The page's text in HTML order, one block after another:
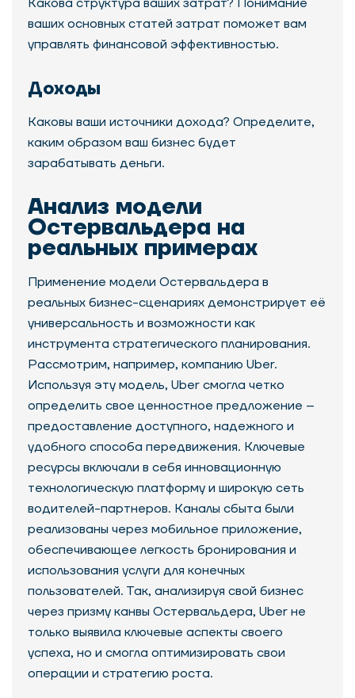
Какова структура ваших затрат? Понимание
ваших основных статей затрат поможет вам
управлять финансовой эффективностью.
Доходы
Каковы ваши источники дохода? Определите,
каким образом ваш бизнес будет
зарабатывать деньги.
Анализ модели
Остервальдера на
реальных примерах
Применение модели Остервальдера в
реальных бизнес-сценариях демонстрирует её
универсальность и возможности как
инструмента стратегического планирования.
Рассмотрим, например, компанию Uber.
Используя эту модель, Uber смогла четко
определить свое ценностное предложение –
предоставление доступного, надежного и
удобного способа передвижения. Ключевые
ресурсы включали в себя инновационную
технологическую платформу и широкую сеть
водителей-партнеров. Каналы сбыта были
реализованы через мобильное приложение,
обеспечивающее легкость бронирования и
использования услуги для конечных
пользователей. Так, анализируя свой бизнес
через призму канвы Остервальдера, Uber не
только выявила ключевые аспекты своего
успеха, но и смогла оптимизировать свои
операции и стратегию роста.